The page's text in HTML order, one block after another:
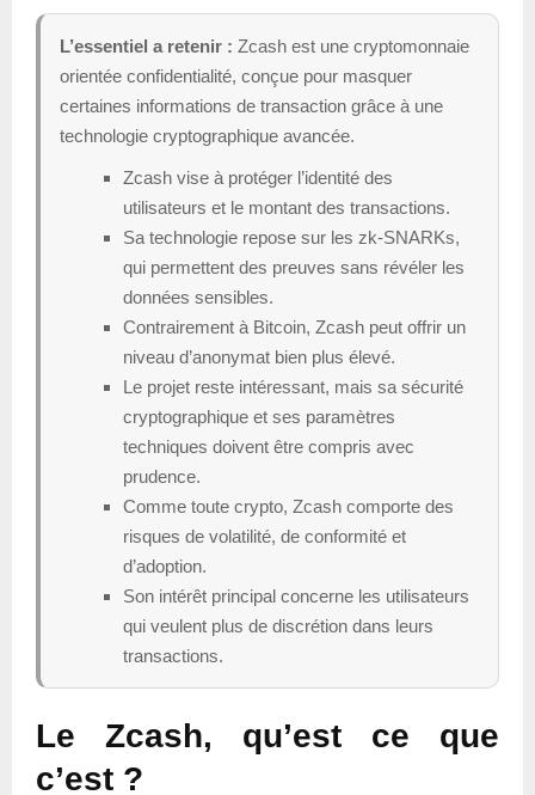
L’essentiel a retenir : Zcash est une cryptomonnaie
orientée confidentialité, conçue pour masquer
certaines informations de transaction grâce à une
technologie cryptographique avancée.
Zcash vise à protéger l’identité des
utilisateurs et le montant des transactions.
Sa technologie repose sur les zk-SNARKs,
qui permettent des preuves sans révéler les
données sensibles.
Contrairement à Bitcoin, Zcash peut offrir un
niveau d’anonymat bien plus élevé.
Le projet reste intéressant, mais sa sécurité
cryptographique et ses paramètres
techniques doivent être compris avec
prudence.
Comme toute crypto, Zcash comporte des
risques de volatilité, de conformité et
d’adoption.
Son intérêt principal concerne les utilisateurs
qui veulent plus de discrétion dans leurs
transactions.
Le Zcash, qu’est ce que
c’est ?